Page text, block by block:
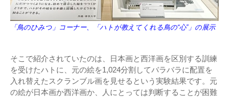
「鳥のひみつ」コーナー、「ハトが教えてくれる鳥の“心”」の展示
そこで紹介されていたのは、日本画と西洋画を区別する訓練
を受けたハトに、元の絵を1,024分割してバラバラに配置を
入れ替えたスクランブル画を見せるという実験結果です。元
の絵が日本画か西洋画か、人にとっては判断することが困難